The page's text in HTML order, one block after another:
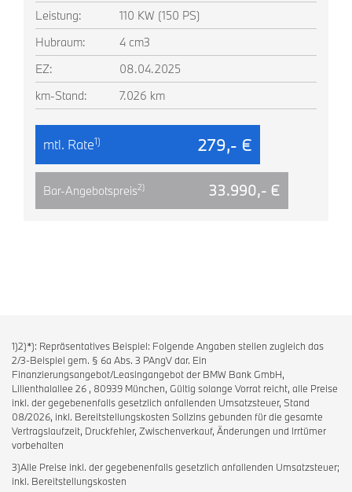
Leistung:
110 KW (150 PS)
Hubraum:
4 cm3
EZ:
08.04.2025
km-Stand:
7.026 km
mtl. Rate1) 279,- €
Bar-Angebotspreis2) 33.990,- €
1)2)*): Repräsentatives Beispiel: Folgende Angaben stellen zugleich das
2/3-Beispiel gem. § 6a Abs. 3 PAngV dar. Ein
Finanzierungsangebot/Leasingangebot der BMW Bank GmbH,
Lilienthalallee 26 , 80939 München, Gültig solange Vorrat reicht, alle Preise
inkl. der gegebenenfalls gesetzlich anfallenden Umsatzsteuer, Stand
08/2026, inkl. Bereitstellungskosten Sollzins gebunden für die gesamte
Vertragslaufzeit, Druckfehler, Zwischenverkauf, Änderungen und Irrtümer
vorbehalten
3)Alle Preise inkl. der gegebenenfalls gesetzlich anfallenden Umsatzsteuer;
inkl. Bereitstellungskosten